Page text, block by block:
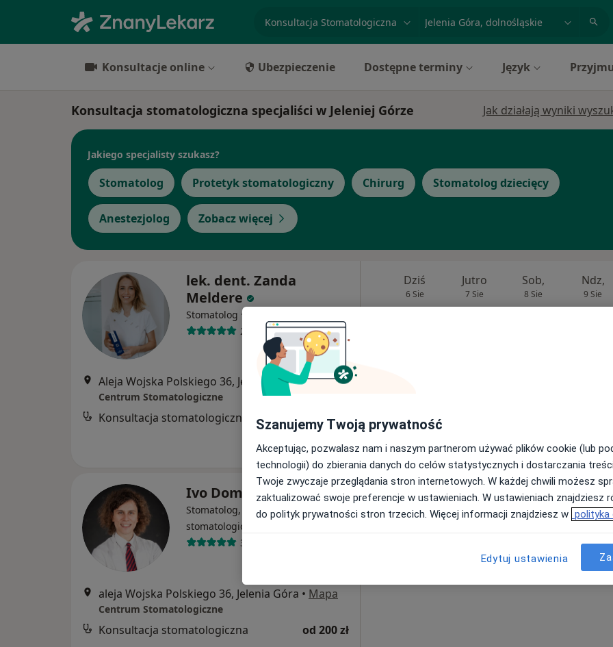
miasto lub dzielnica
Konsultacje online Ubezpieczenie Dostępne terminy Język
Konsultacja stomatologiczna specjaliści w Jeleniej Górze Jak działają wyniki
Jakiego specjalisty szukasz?
Stomatolog Protetyk stomatologiczny Chirurg Stomatolog dziecięcy
Anestezjolog Zobacz więcej
lek. dent. Zanda
Meldere
Stomatolog ·
24 opinie
Aleja Wojska Polskiego 36, Jelenia Góra•Mapa
Centrum Stomatologiczne
Konsultacja stomatologiczna 250 zł
Dziś
6 Sie
Jutro
7 Sie
Sob,
8 Sie
Ndz,
9 Sie
Ivo Domagała
Stomatolog, Protetyk
stomatologiczny, Chirurg
399 opinii
aleja Wojska Polskiego 36, Jelenia Góra • Mapa
Centrum Stomatologiczne
Konsultacja stomatologiczna od 200 zł
Dziś Jutro Sob, Ndz,
9 Sie
Umawianie online nie jest dostępne
Szanujemy Twoją prywatność
Akceptując, pozwalasz nam i naszym partnerom używać plików cookie (lub
technologii) do zbierania danych do celów statystycznych i dostarczania
Twoje zwyczaje przeglądania stron internetowych. W każdej chwili możesz
zaktualizować swoje preferencje w ustawieniach. W ustawieniach znajdziesz
do polityk prywatności stron trzecich. Więcej informacji znajdziesz w polityka
Edytuj ustawienia